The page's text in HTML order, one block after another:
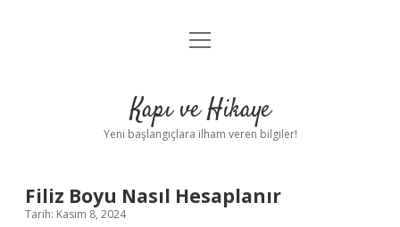
Anasayfa
Yasal Uyarı
menüyü
Kapı ve Hikaye
Yeni başlangıçlara ilham veren bilgiler!
Filiz Boyu Nasıl Hesaplanır
Tarih: Kasım 8, 2024